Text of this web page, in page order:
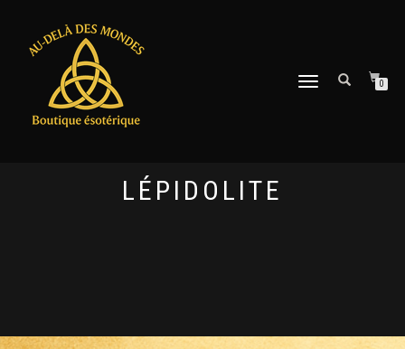
DÉPLIER
0
LÉPIDOLITE